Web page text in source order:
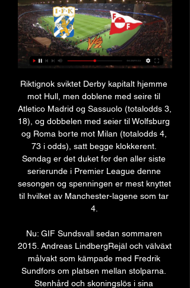
Riktignok sviktet Derby kapitalt hjemme
mot Hull, men doblene med seire til
Atletico Madrid og Sassuolo (totalodds 3,
18), og dobbelen med seier til Wolfsburg
og Roma borte mot Milan (totalodds 4,
73 i odds), satt begge klokkerent.
Søndag er det duket for den aller siste
serierunde i Premier League denne
sesongen og spenningen er mest knyttet
til hvilket av Manchester-lagene som tar
4.
Nu: GIF Sundsvall sedan sommaren
2015. Andreas LindbergRejäl och välväxt
målvakt som kämpade med Fredrik
Sundfors om platsen mellan stolparna.
Stenhård och skoningslös i sina